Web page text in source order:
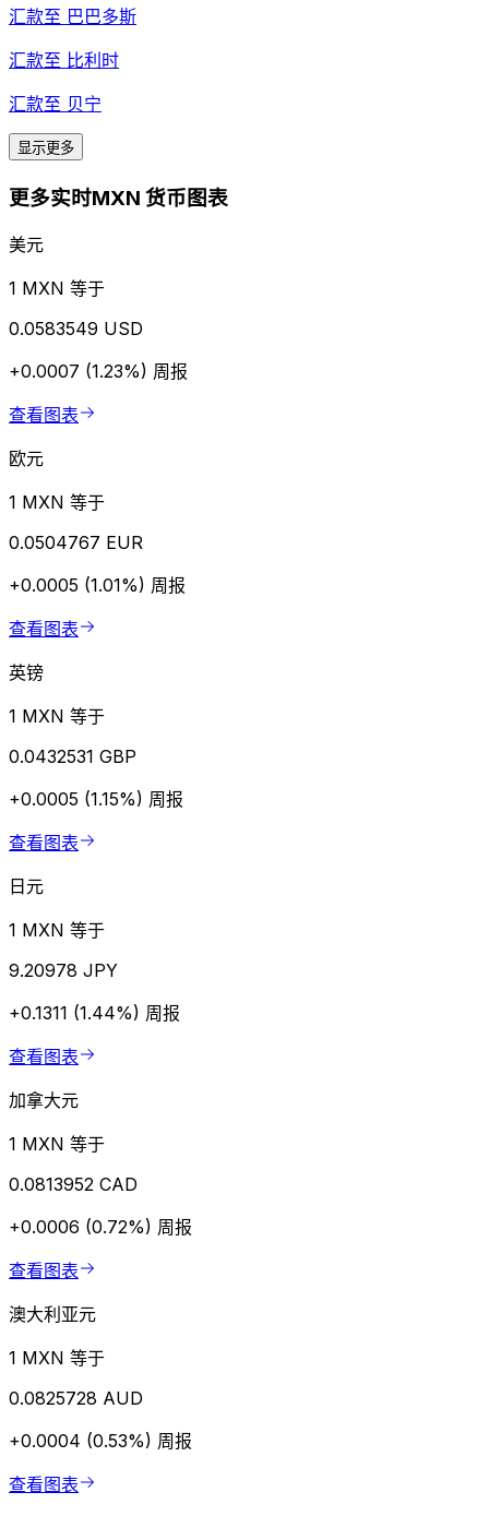
汇款至 巴巴多斯
汇款至 比利时
汇款至 贝宁
显示更多
更多实时MXN 货币图表
美元
1 MXN 等于
0.0583549 USD
+0.0007 (1.23%) 周报
查看图表
欧元
1 MXN 等于
0.0504767 EUR
+0.0005 (1.01%) 周报
查看图表
英镑
1 MXN 等于
0.0432531 GBP
+0.0005 (1.15%) 周报
查看图表
日元
1 MXN 等于
9.20978 JPY
+0.1311 (1.44%) 周报
查看图表
加拿大元
1 MXN 等于
0.0813952 CAD
+0.0006 (0.72%) 周报
查看图表
澳大利亚元
1 MXN 等于
0.0825728 AUD
+0.0004 (0.53%) 周报
查看图表